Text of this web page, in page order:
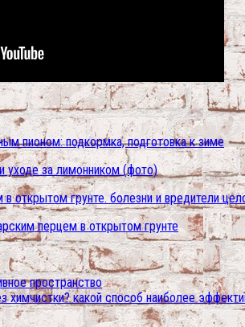
пионом: подкормка, подготовка к зиме
уходе за лимонником (фото)
открытом грунте. болезни и вредители
перцем в открытом грунте
пространство
химчистки? какой способ наиболее